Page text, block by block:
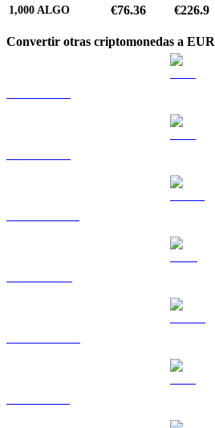
1,000 ALGO €76.36 €226.9
Convertir otras criptomonedas a EUR